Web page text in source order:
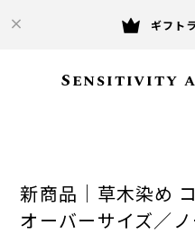
ギフト
Sensitivity
新商品｜草木染め
オーバーサイズ／